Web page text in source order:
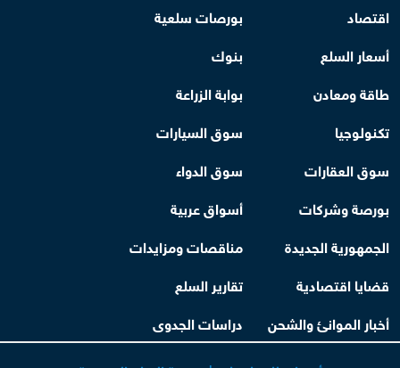
اقتصاد
بورصات سلعية
أسعار السلع
بنوك
طاقة ومعادن
بوابة الزراعة
تكنولوجيا
سوق السيارات
سوق العقارات
سوق الدواء
بورصة وشركات
أسواق عربية
الجمهورية الجديدة
مناقصات ومزايدات
قضايا اقتصادية
تقارير السلع
أخبار الموانئ والشحن
دراسات الجدوى